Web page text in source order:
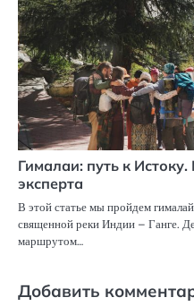
Гималаи: путь к
эксперта
В этой статье мы пройдем
священной реки Индии – Ганге.
маршрутом…
Добавить